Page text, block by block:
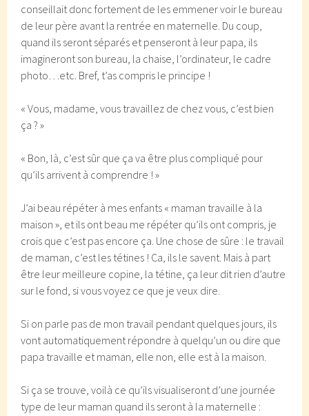
conseillait donc fortement de les emmener voir le bureau
de leur père avant la rentrée en maternelle. Du coup,
quand ils seront séparés et penseront à leur papa, ils
imagineront son bureau, la chaise, l’ordinateur, le cadre
photo…etc. Bref, t’as compris le principe !
« Vous, madame, vous travaillez de chez vous, c’est bien
ça ? »
« Bon, là, c’est sûr que ça va être plus compliqué pour
qu’ils arrivent à comprendre ! »
J’ai beau répéter à mes enfants « maman travaille à la
maison », et ils ont beau me répéter qu’ils ont compris, je
crois que c’est pas encore ça. Une chose de sûre : le travail
de maman, c’est les tétines ! Ca, ils le savent. Mais à part
être leur meilleure copine, la tétine, ça leur dit rien d’autre
sur le fond, si vous voyez ce que je veux dire.
Si on parle pas de mon travail pendant quelques jours, ils
vont automatiquement répondre à quelqu’un ou dire que
papa travaille et maman, elle non, elle est à la maison.
Si ça se trouve, voilà ce qu’ils visualiseront d’une journée
type de leur maman quand ils seront à la maternelle :